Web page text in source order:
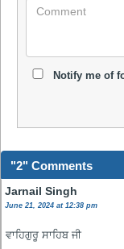
Notify me of
"2" Comments
Jarnail Singh
June 21, 2024 at 12:38 pm
ਵਾਹਿਗੁਰੂ ਸਾਹਿਬ ਜੀ